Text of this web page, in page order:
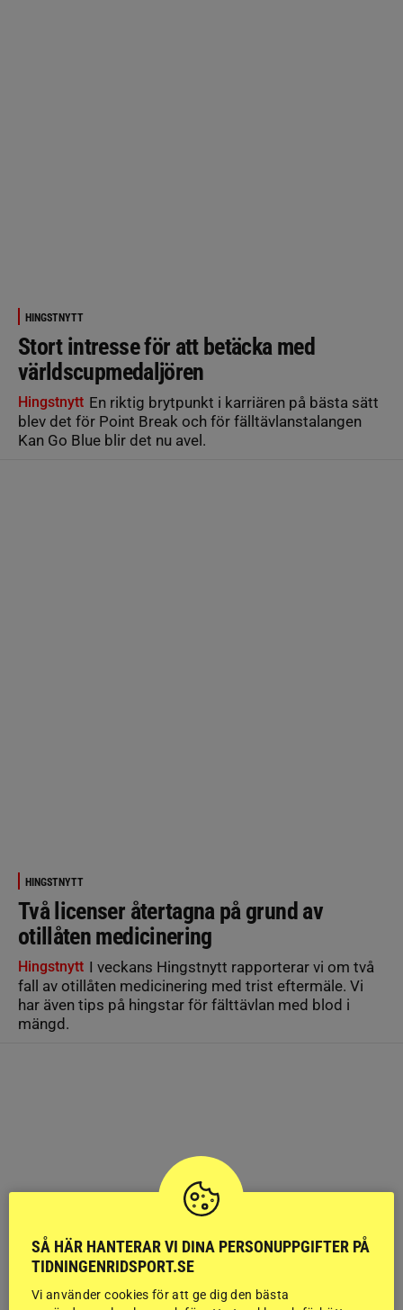
HINGSTNYTT
Stort intresse för att betäcka med
världscupmedaljören
Hingstnytt En riktig brytpunkt i karriären på bästa sätt
blev det för Point Break och för fälltävlanstalangen
Kan Go Blue blir det nu avel.
HINGSTNYTT
Två licenser återtagna på grund av
otillåten medicinering
Hingstnytt I veckans Hingstnytt rapporterar vi om två
fall av otillåten medicinering med trist eftermäle. Vi
har även tips på hingstar för fälttävlan med blod i
mängd.
SÅ HÄR HANTERAR VI DINA PERSONUPPGIFTER PÅ
TIDNINGENRIDSPORT.SE
Vi använder cookies för att ge dig den bästa